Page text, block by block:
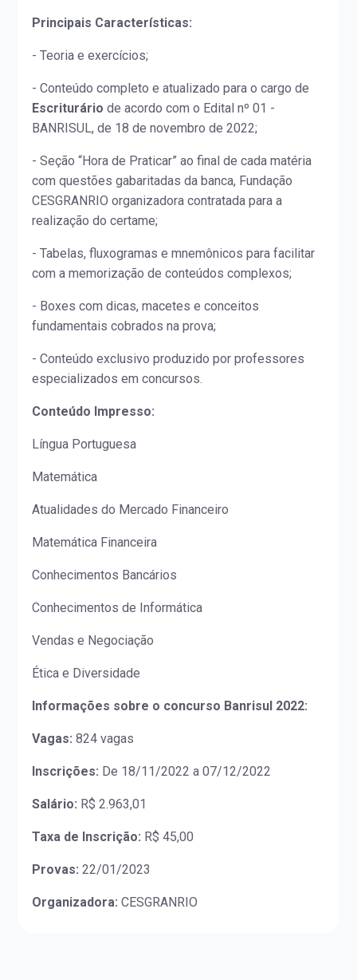
Principais Características:
- Teoria e exercícios;
- Conteúdo completo e atualizado para o cargo de
Escriturário de acordo com o Edital nº 01 -
BANRISUL, de 18 de novembro de 2022;
- Seção “Hora de Praticar” ao final de cada matéria
com questões gabaritadas da banca, Fundação
CESGRANRIO organizadora contratada para a
realização do certame;
- Tabelas, fluxogramas e mnemônicos para facilitar
com a memorização de conteúdos complexos;
- Boxes com dicas, macetes e conceitos
fundamentais cobrados na prova;
- Conteúdo exclusivo produzido por professores
especializados em concursos.
Conteúdo Impresso:
Língua Portuguesa
Matemática
Atualidades do Mercado Financeiro
Matemática Financeira
Conhecimentos Bancários
Conhecimentos de Informática
Vendas e Negociação
Ética e Diversidade
Informações sobre o concurso Banrisul 2022:
Vagas: 824 vagas
Inscrições: De 18/11/2022 a 07/12/2022
Salário: R$ 2.963,01
Taxa de Inscrição: R$ 45,00
Provas: 22/01/2023
Organizadora: CESGRANRIO